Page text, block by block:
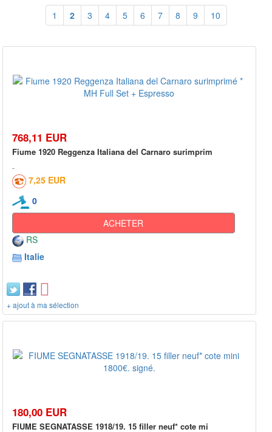
1 2 3 4 5 6 7 8 9 10
768,11 EUR
Fiume 1920 Reggenza Italiana del Carnaro surimprim
7,25 EUR
0
ACHETER
RS
Italie
+ ajout à ma sélection
180,00 EUR
FIUME SEGNATASSE 1918/19. 15 filler neuf* cote mi